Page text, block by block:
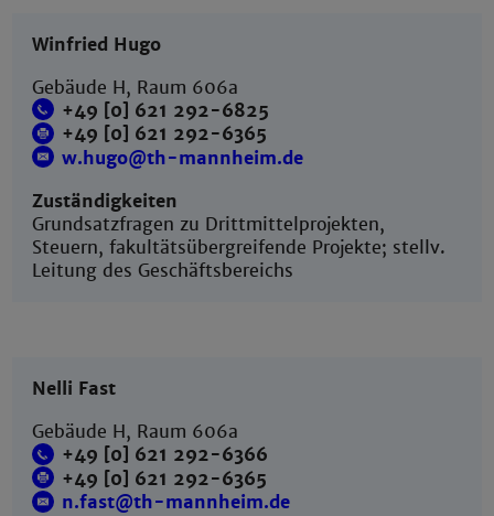
Winfried Hugo
Gebäude H, Raum 606a
+49 [0] 621 292-6825
+49 [0] 621 292-6365
w.hugo@th-mannheim.de
Zuständigkeiten
Grundsatzfragen zu Drittmittelprojekten,
Steuern, fakultätsübergreifende Projekte; stellv.
Leitung des Geschäftsbereichs
Nelli Fast
Gebäude H, Raum 606a
+49 [0] 621 292-6366
+49 [0] 621 292-6365
n.fast@th-mannheim.de